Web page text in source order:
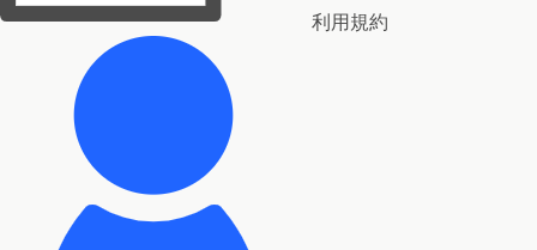
利用規約